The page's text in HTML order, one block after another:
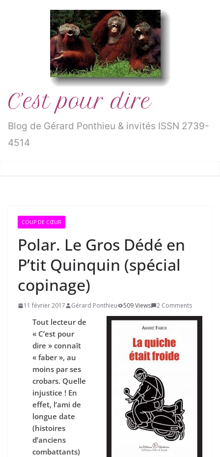
C’est pour dire
Blog de Gérard Ponthieu & invités ISSN 2739-
4514
COUP DE CŒUR
Polar. Le Gros Dédé en
P’tit Quinquin (spécial
copinage)
11 février 2017 Gérard Ponthieu 509 Views 2 Comments
Tout lecteur de
« C’est pour
dire » connaît
« faber », au
moins par ses
crobars. Quelle
injustice ! En
effet, l’ami de
longue date
(histoires
d’anciens
combattants)